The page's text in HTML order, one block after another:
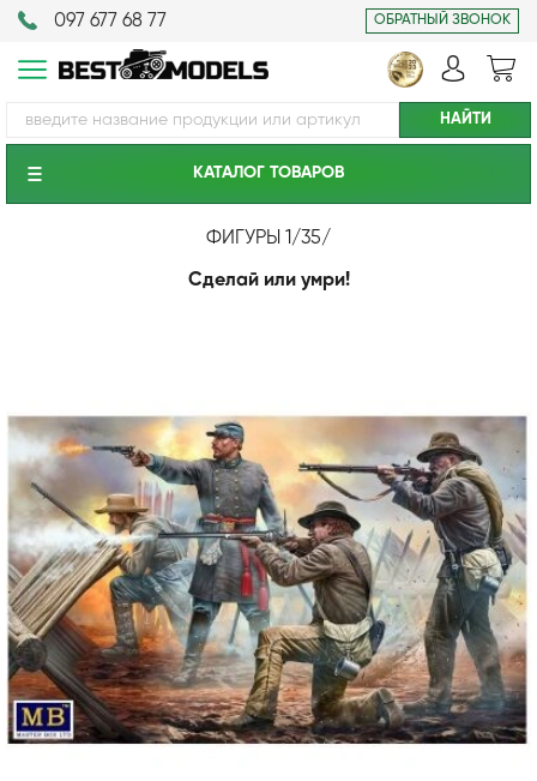
097 677 68 77 ОБРАТНЫЙ ЗВОНОК
КАТАЛОГ ТОВАРОВ
ФИГУРЫ 1/35/
Сделай или умри!